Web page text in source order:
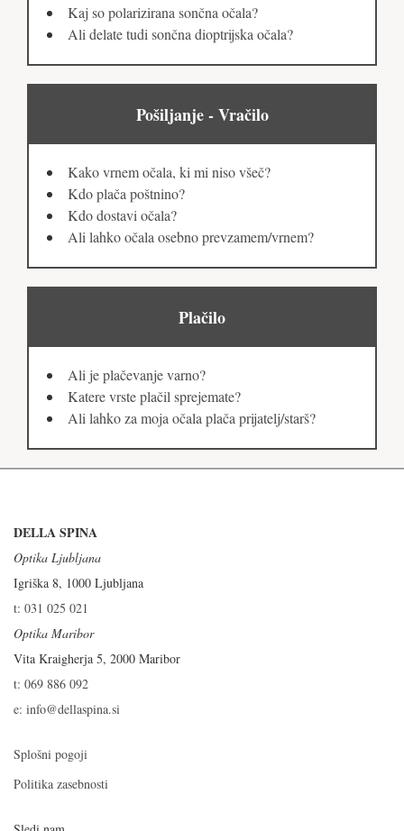
Kaj so polarizirana sončna očala?
Ali delate tudi sončna dioptrijska očala?
Pošiljanje - Vračilo
Kako vrnem očala, ki mi niso všeč?
Kdo plača poštnino?
Kdo dostavi očala?
Ali lahko očala osebno prevzamem/vrnem?
Plačilo
Ali je plačevanje varno?
Katere vrste plačil sprejemate?
Ali lahko za moja očala plača prijatelj/starš?
DELLA SPINA
Optika Ljubljana
Igriška 8, 1000 Ljubljana
t: 031 025 021
Optika Maribor
Vita Kraigherja 5, 2000 Maribor
t: 069 886 092
e: info@dellaspina.si
Splošni pogoji
Politika zasebnosti